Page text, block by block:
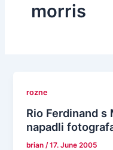
morris
rozne
Rio Ferdinand s
napadli
brian /17. June 2005